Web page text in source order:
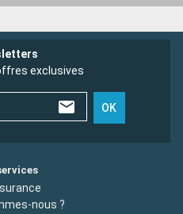
exclusives
OK
nous ?